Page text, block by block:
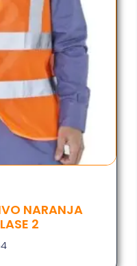
NARANJA
2